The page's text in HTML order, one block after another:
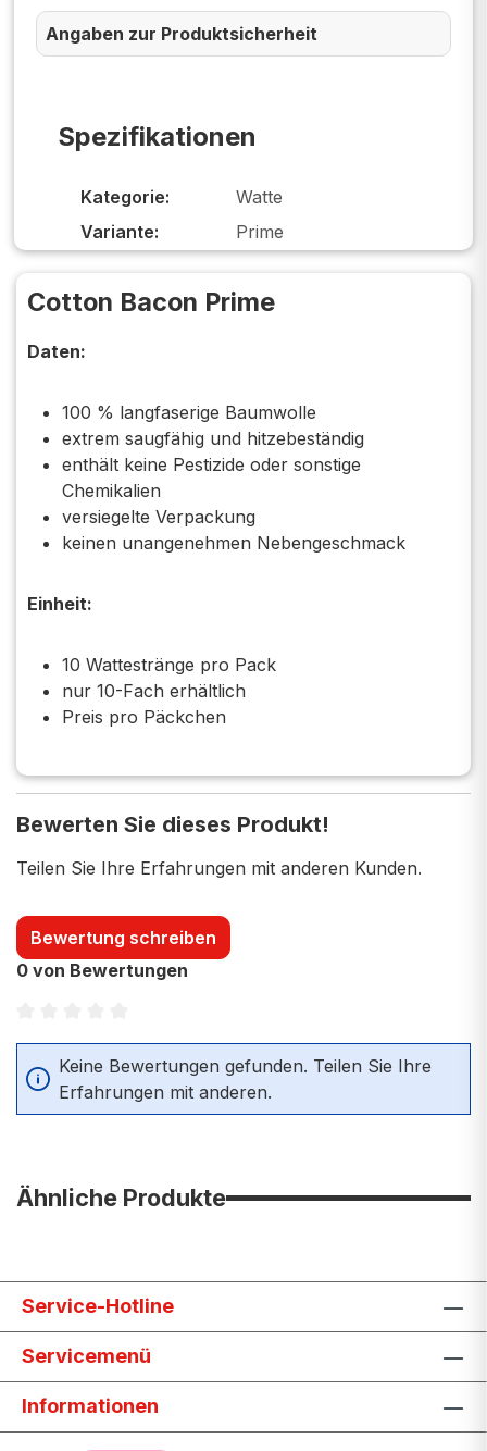
Spezifikationen
Kategorie:
Watte
Variante:
Prime
Angaben zur Produktsicherheit
Cotton Bacon Prime
Daten:
100 % langfaserige Baumwolle
extrem saugfähig und hitzebeständig
enthält keine Pestizide oder sonstige
Chemikalien
versiegelte Verpackung
keinen unangenehmen Nebengeschmack
Einheit:
10 Wattestränge pro Pack
nur 10-Fach erhältlich
Preis pro Päckchen
Bewerten Sie dieses Produkt!
Teilen Sie Ihre Erfahrungen mit anderen Kunden.
Bewertung schreiben
0 von Bewertungen
Durchschnittliche Bewertung von 0 von 5 Sternen
Keine Bewertungen gefunden. Teilen Sie Ihre
Erfahrungen mit anderen.
Ähnliche Produkte
Service-Hotline
Servicemenü
Informationen